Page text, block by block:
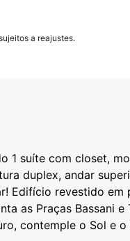
a reajustes.
1 suíte com closet,
duplex, andar
Edifício revestido
as Praças Bassani
contemple o Sol e